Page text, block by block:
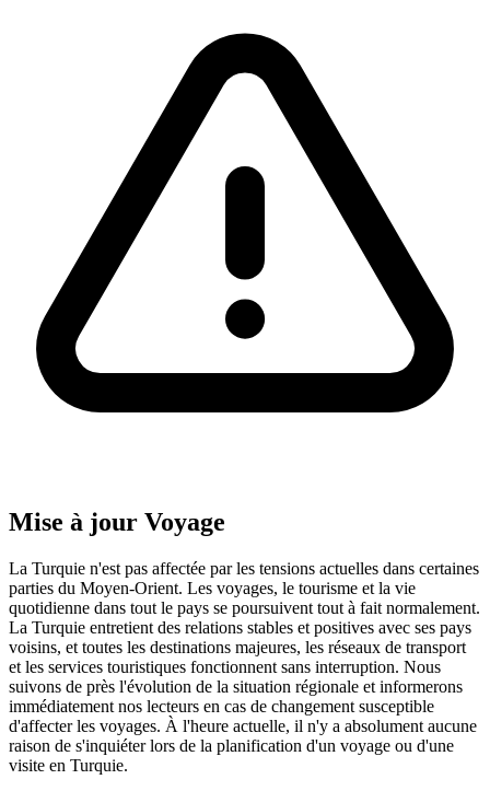
Mise à jour Voyage
La Turquie n'est pas affectée par les tensions actuelles dans certaines
parties du Moyen-Orient. Les voyages, le tourisme et la vie
quotidienne dans tout le pays se poursuivent tout à fait normalement.
La Turquie entretient des relations stables et positives avec ses pays
voisins, et toutes les destinations majeures, les réseaux de transport
et les services touristiques fonctionnent sans interruption. Nous
suivons de près l'évolution de la situation régionale et informerons
immédiatement nos lecteurs en cas de changement susceptible
d'affecter les voyages. À l'heure actuelle, il n'y a absolument aucune
raison de s'inquiéter lors de la planification d'un voyage ou d'une
visite en Turquie.